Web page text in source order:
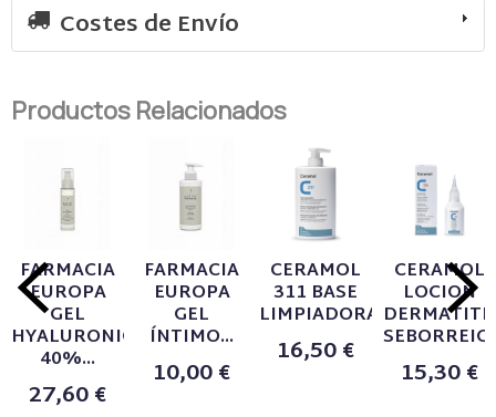
Costes de Envío
Productos Relacionados
FARMACIA
EUROPA
GEL
HYALURONIC
40%...
27,60 €
FARMACIA
EUROPA
GEL
ÍNTIMO...
10,00 €
CERAMOL
311 BASE
LIMPIADORA...
16,50 €
CERAMOL
LOCION
15,30 €